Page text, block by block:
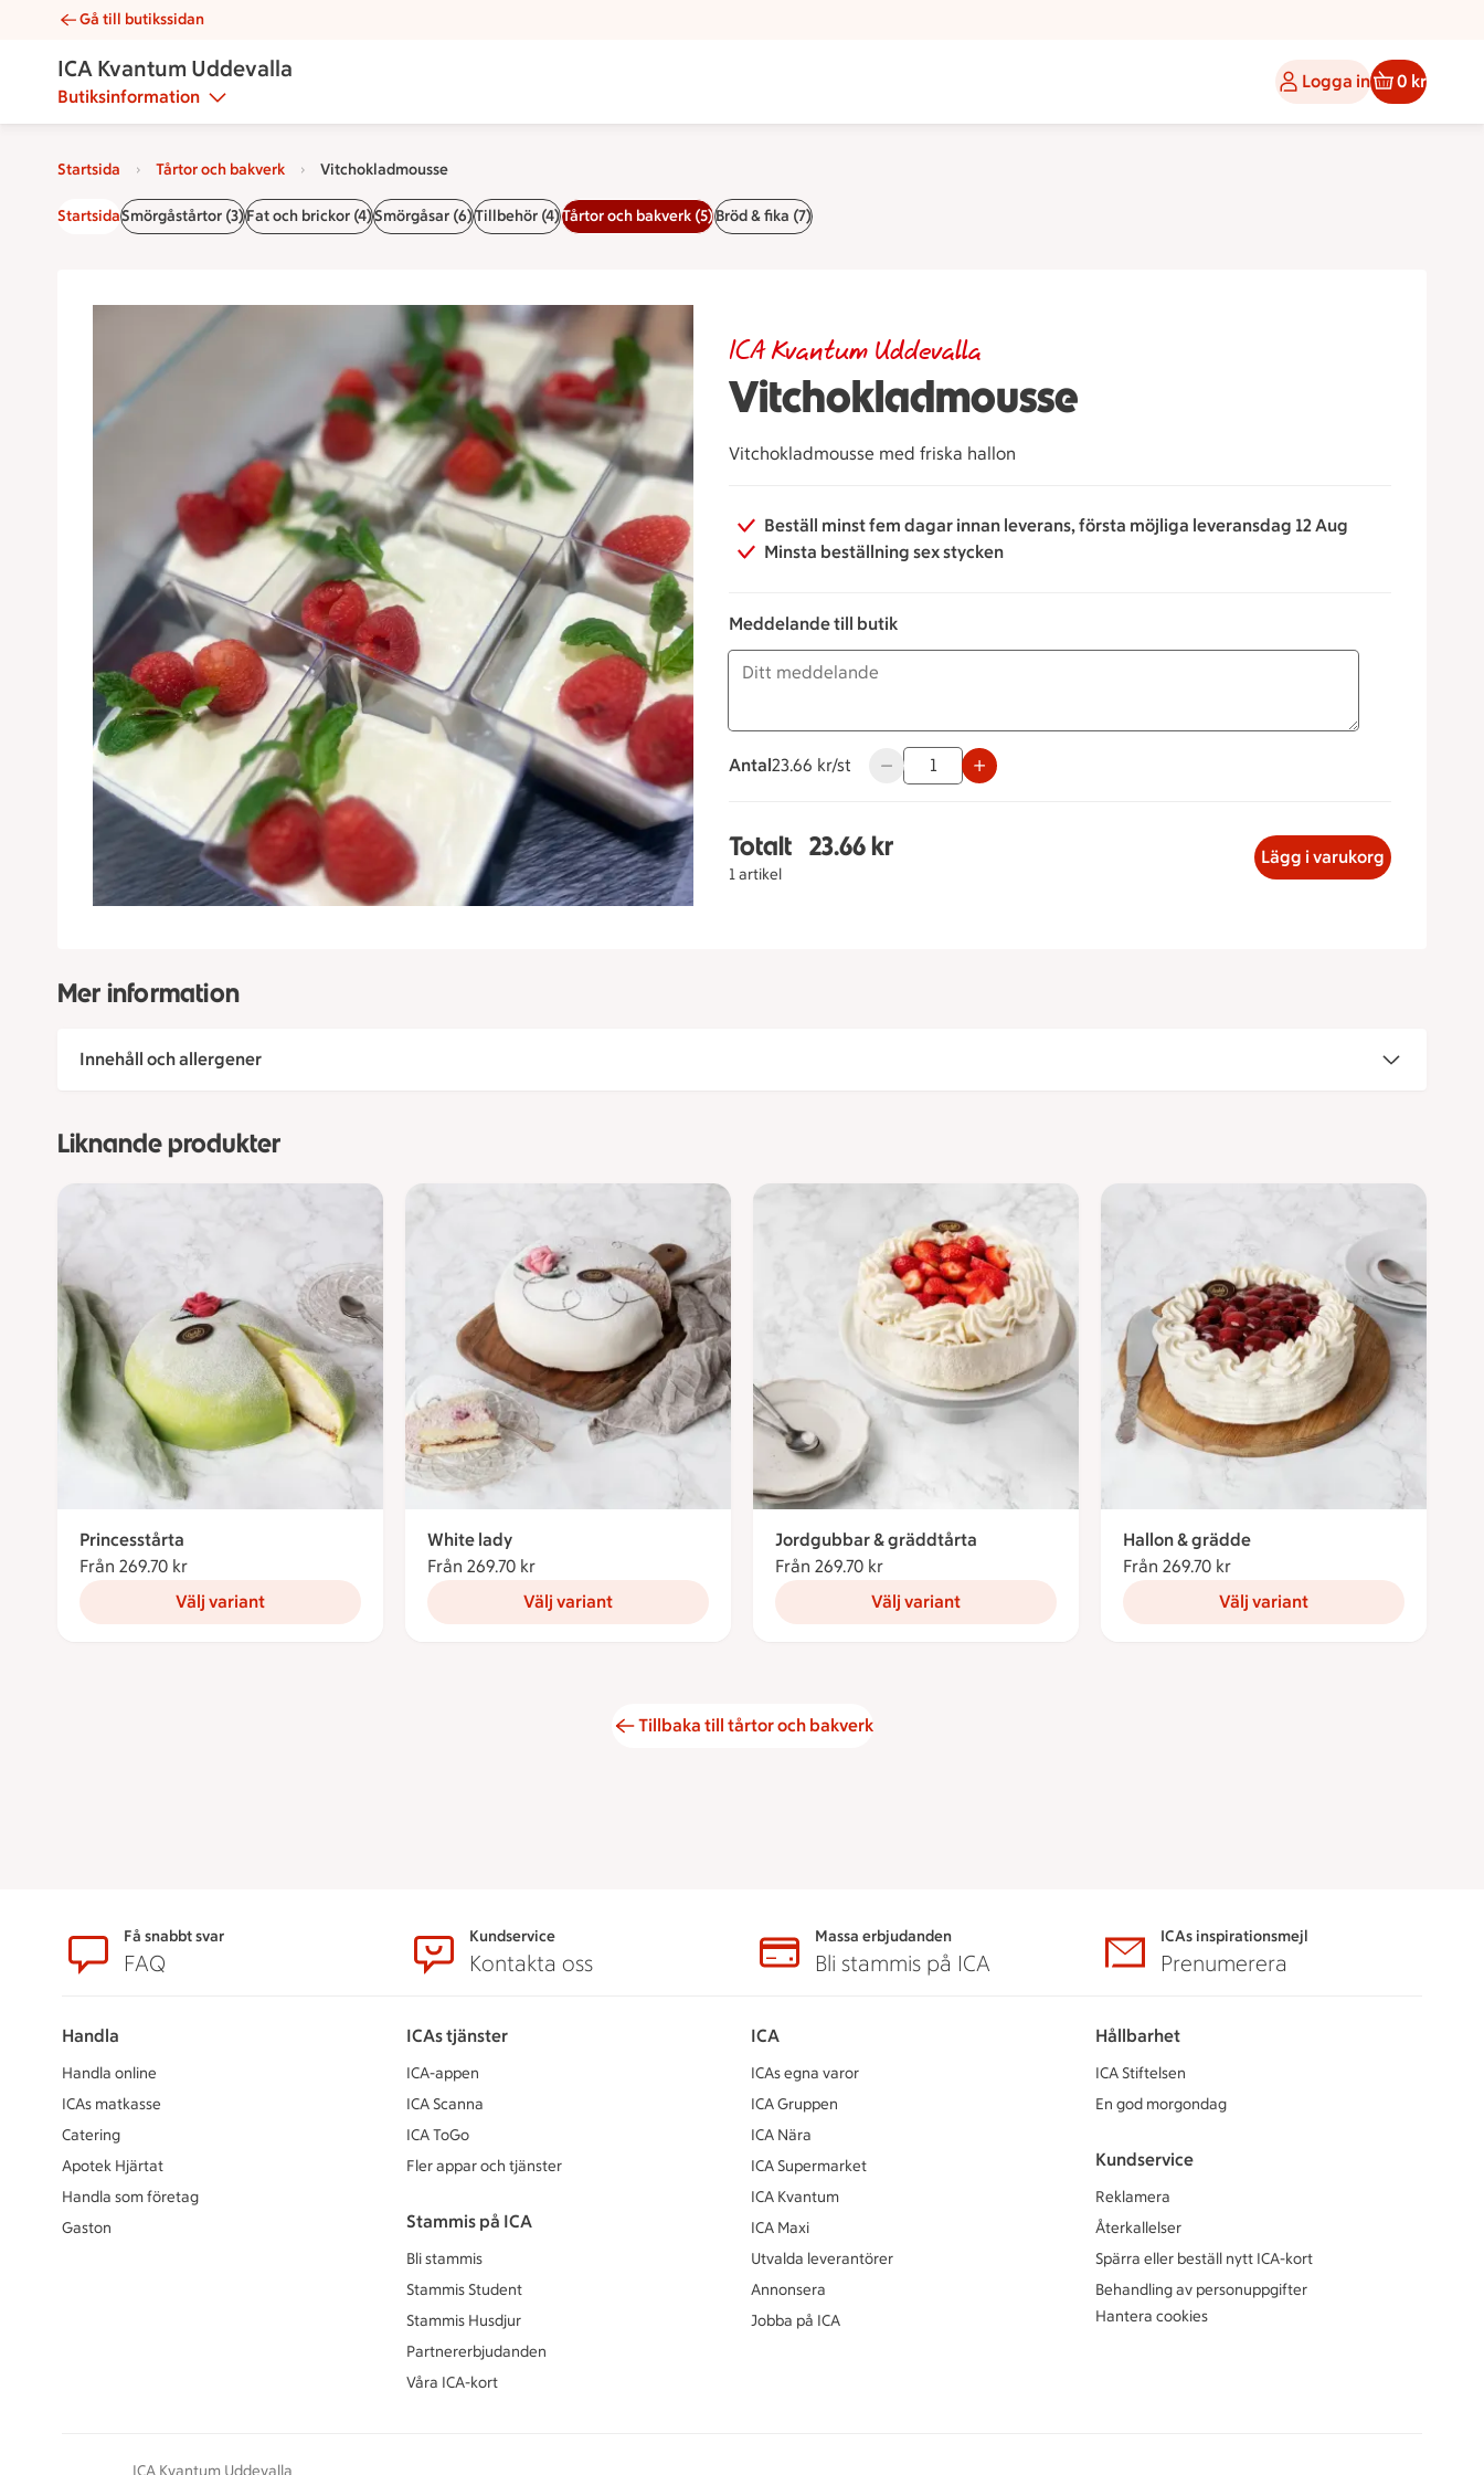
Vitchokladmousse | Catering ICA Kvantum Uddevalla
Gå till butikssidan
ICA Kvantum Uddevalla
Butiksinformation
Logga in 0 kr
Startsida Tårtor och bakverk Vitchokladmousse
StartsidaSmörgåstårtor (3)Fat och brickor (4)Smörgåsar (6)Tillbehör (4)Tårtor och bakverk (5)Bröd & fika (7)
Vitchokladmousse
ICA Kvantum Uddevalla
Vitchokladmousse med friska hallon
Beställ minst fem dagar innan leverans, första möjliga leveransdag 12 Aug
Minsta beställning sex stycken
Meddelande till butik
Antal
23.66 kronor styck
23.66 kr/st Använd knapparna för att minska eller öka värdet, eller ange ett värde
Totalt
1 artikel
Totalt 1 stycken Vitchokladmousse, 23.66 kronor
23.66 kr Lägg i varukorg
Mer information
Innehåll och allergener
Liknande produkter
Princesstårta
Från 269.70 kr
Välj variant
White lady
Från 269.70 kr
Välj variant
Jordgubbar & gräddtårta
Från 269.70 kr
Välj variant
Hallon & grädde
Från 269.70 kr
Välj variant
Tillbaka till tårtor och bakverk
SidfotFå snabbt svar
FAQ
Kundservice
Kontakta oss
Massa erbjudanden
Bli stammis på ICA
ICAs inspirationsmejl
Prenumerera
Handla
Handla online
ICAs matkasse
Catering
Apotek Hjärtat
Handla som företag
Gaston
ICAs tjänster
ICA-appen
ICA Scanna
ICA ToGo
Fler appar och tjänster
Stammis på ICA
Bli stammis
Stammis Student
Stammis Husdjur
Partnererbjudanden
Våra ICA-kort
ICA
ICAs egna varor
ICA Gruppen
ICA Nära
ICA Supermarket
ICA Kvantum
ICA Maxi
Utvalda leverantörer
Annonsera
Jobba på ICA
Hållbarhet
ICA Stiftelsen
En god morgondag
Kundservice
Reklamera
Återkallelser
Spärra eller beställ nytt ICA-kort
Behandling av personuppgifter
Hantera cookies
ICA Kvantum Uddevalla